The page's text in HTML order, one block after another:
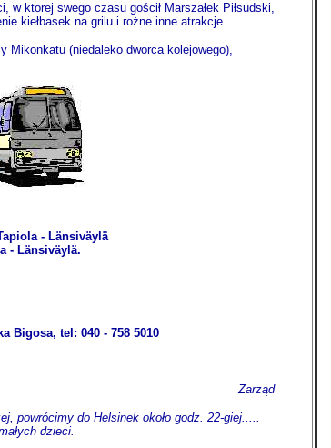
w ktorej swego czasu gościł Marszałek Piłsudski,
kiełbasek na grilu i rożne inne atrakcje.
Mikonkatu (niedaleko dworca kolejowego),
- Länsiväylä
- Länsiväylä.
Bigosa, tel: 040 - 758 5010
Zarząd
powrócimy do Helsinek około godz. 22-giej.....
dzieci.